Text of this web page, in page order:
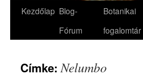
Kezdőlap Blog-
Fórum
Botanikai
fogalomtár
Címke:Nelumbo